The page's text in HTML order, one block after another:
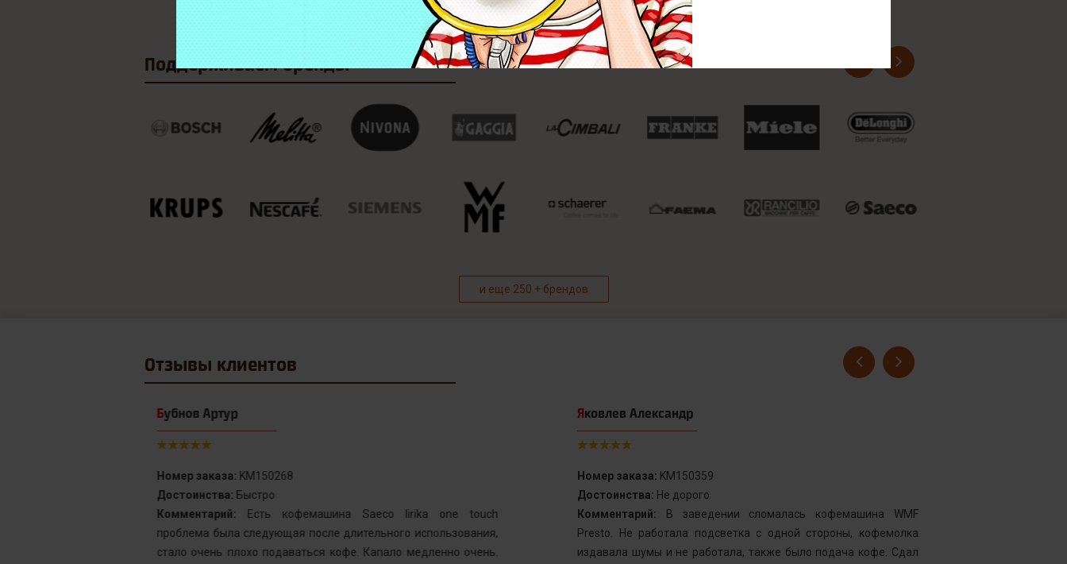
Поддерживаембренды
и еще 250 + брендов
Отзывы клиентов
Бубнов Артур
Номер заказа:KM150268
Достоинства:Быстро
Комментарий:Есть кофемашина Saeco lirika one touch
проблема была следующая после длительного использования,
стало очень плохо подаваться кофе. Капало медленно очень.
Яковлев Александр
Номер заказа:KM150359
Достоинства:Не дорого
Комментарий:В заведении сломалась кофемашина WMF
Presto. Не работала подсветка с одной стороны, кофемолка
издавала шумы и не работала, также было подача кофе. Сдал